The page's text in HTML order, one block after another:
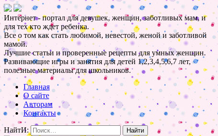
Интернет - портал для девушек, женщин, заботливых мам, и
для тех кто ждет ребенка.
Все о том как стать любимой, невестой, женой и заботливой
мамой.
Лучшие статьи и проверенные рецепты для умных женщин.
Развивающие игры и занятия для детей 1,2,3,4,5,6,7 лет,
полезные материалы для школьников.
Главная
О сайте
Авторам
Контакты
НайтИ: